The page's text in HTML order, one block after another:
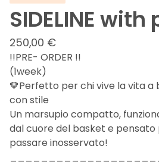
SIDELINE
250,00 €
!!PRE- ORDER !!
(1week)
🤎Perfetto per chi vive la vita a
con stile
Un marsupio compatto,
dal cuore del basket e
passare inosservato!